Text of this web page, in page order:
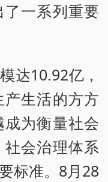
一系列重要
达10.92亿，
生活的方方
为衡量社会
会治理体系
标准。8月28